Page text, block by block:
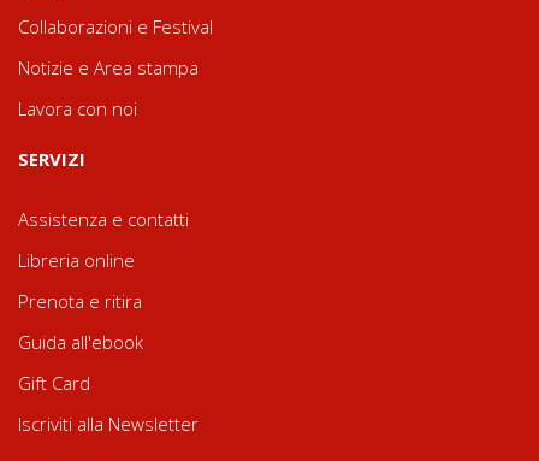
Collaborazioni e Festival
Notizie e Area stampa
Lavora con noi
SERVIZI
Assistenza e contatti
Libreria online
Prenota e ritira
Guida all'ebook
Gift Card
Iscriviti alla Newsletter